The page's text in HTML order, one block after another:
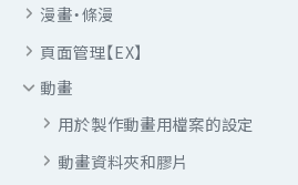
漫畫・條漫
頁面管理【EX】
動畫
用於製作動畫用檔案的設定
動畫資料夾和膠片